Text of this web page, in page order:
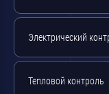
Электрический
Тепловой контроль